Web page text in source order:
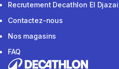
Recrutement Decathlon El
Contactez-nous
Nos magasins
FAQ